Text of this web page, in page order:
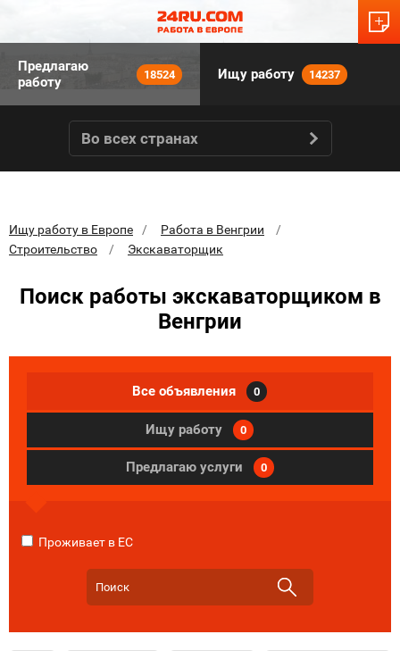
Предлагаю
работу
18524 Ищу работу 14237
Во всех странах
Ищу работу в Европе
Работа в Венгрии
Строительство
Экскаваторщик
Поиск работы экскаваторщиком в
Венгрии
Все объявления 0
Ищу работу 0
Предлагаю услуги 0
Проживает в ЕС